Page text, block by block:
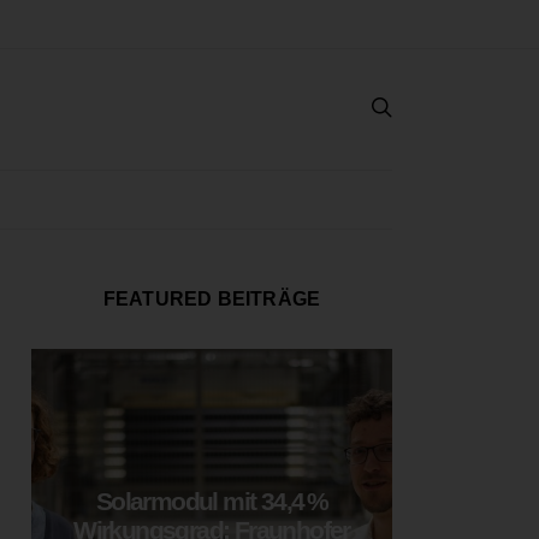
FEATURED BEITRÄGE
Solarmodul mit 34,4 %
Wirkungsgrad: Fraunhofer